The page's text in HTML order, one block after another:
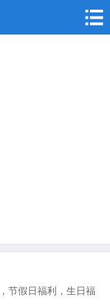
节假日福利，生日福